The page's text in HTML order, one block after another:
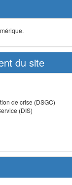
du site
de crise (DSGC)
(DIS)